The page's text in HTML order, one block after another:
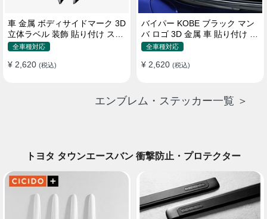
車 金属 ボディサイドマーク 3D
立体ラベル 装飾 貼り付け ステ
ッカー
全車種対応
¥ 2,620 (税込)
バイパー KOBE ブラック マン
バ ロゴ 3D 金属 車 貼り付け 装
飾 ステッカー
全車種対応
¥ 2,620 (税込)
エンブレム・ステッカー一覧 ＞
トヨタ タウンエースバン 衝撃防止・プロテクター